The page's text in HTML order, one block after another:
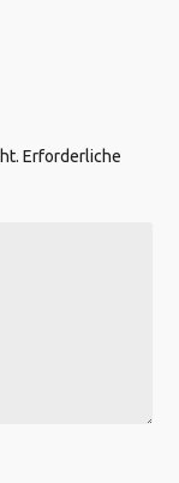
Erforderliche